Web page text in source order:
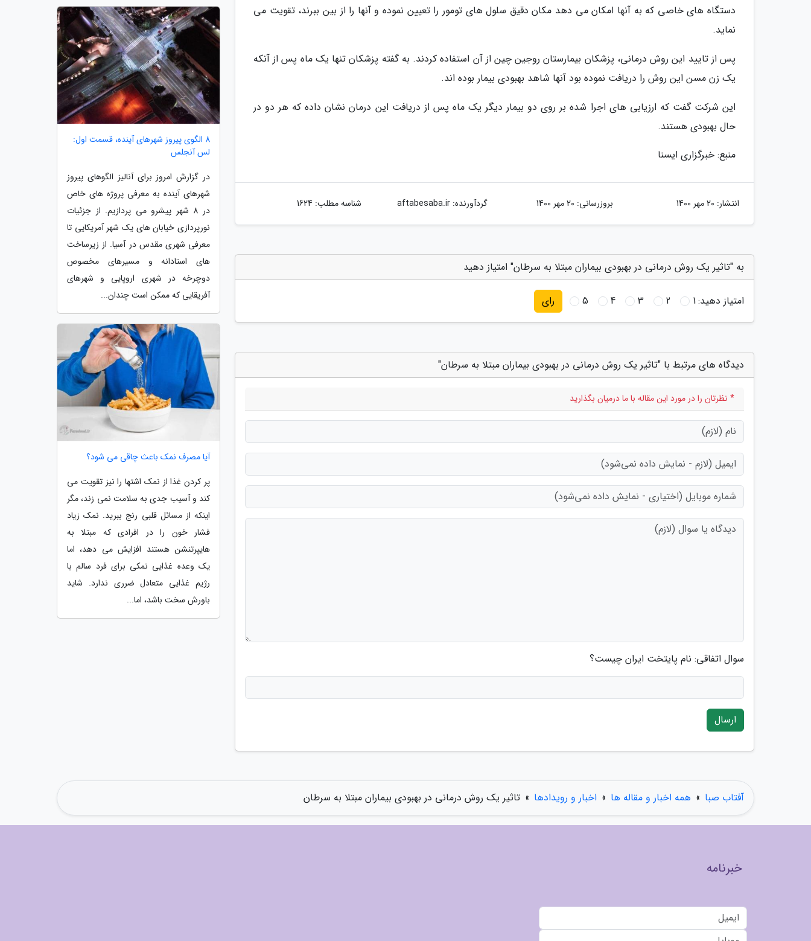
دستگاه های خاصی که به آنها امکان می دهد مکان دقیق سلول های تومور را تعیین نموده و آنها را از بین ببرند، تقویت می
نماید.
پس از تایید این روش درمانی، پزشکان بیمارستان روجین چین از آن استفاده کردند. به گفته پزشکان تنها یک ماه پس از آنکه
یک زن مسن این روش را دریافت نموده بود آنها شاهد بهبودی بیمار بوده اند.
این شرکت گفت که ارزیابی های اجرا شده بر روی دو بیمار دیگر یک ماه پس از دریافت این درمان نشان داده که هر دو در
حال بهبودی هستند.
منبع: خبرگزاری ایسنا
انتشار: 20 مهر 1400 بروزرسانی: 20 مهر 1400 گردآورنده:aftabesaba.ir شناسه مطلب: 1624
به "تاثیر یک روش درمانی در بهبودی بیماران مبتلا به سرطان" امتیاز دهید
امتیاز دهید:1
2
3
4
5 رای
دیدگاه های مرتبط با "تاثیر یک روش درمانی در بهبودی بیماران مبتلا به سرطان"
* نظرتان را در مورد این مقاله با ما درمیان بگذارید
سوال اتفاقی: نام پایتخت ایران چیست؟
ارسال
8 الگوی پیروز شهرهای آینده، قسمت اول:
لس آنجلس
در گزارش امروز برای آنالیز الگوهای پیروز
شهرهای آینده به معرفی پروژه های خاص
در 8 شهر پیشرو می پردازیم. از جزئیات
نورپردازی خیابان های یک شهر آمریکایی تا
معرفی شهری مقدس در آسیا. از زیرساخت
های استادانه و مسیرهای مخصوص
دوچرخه در شهری اروپایی و شهرهای
آفریقایی که ممکن است چندان...
آیا مصرف نمک باعث چاقی می شود؟
پر کردن غذا از نمک اشتها را نیز تقویت می
کند و آسیب جدی به سلامت نمی زند، مگر
اینکه از مسائل قلبی رنج ببرید. نمک زیاد
فشار خون را در افرادی که مبتلا به
هایپرتنشن هستند افزایش می دهد، اما
یک وعده غذایی نمکی برای فرد سالم با
رژیم غذایی متعادل ضرری ندارد. شاید
باورش سخت باشد، اما...
آفتاب صبا » همه اخبار و مقاله ها » اخبار و رویدادها » تاثیر یک روش درمانی در بهبودی بیماران مبتلا به سرطان
خبرنامه